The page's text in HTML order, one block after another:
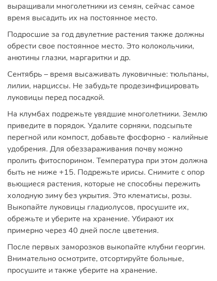
выращивали многолетники из семян, сейчас самое
время высадить их на постоянное место.
Подросшие за год двулетние растения также должны
обрести свое постоянное место. Это колокольчики,
анютины глазки, маргаритки и др.
Сентябрь – время высаживать луковичные: тюльпаны,
лилии, нарциссы. Не забудьте продезинфицировать
луковицы перед посадкой.
На клумбах подрежьте увядшие многолетники. Землю
приведите в порядок. Удалите сорняки, подсыпьте
перегной или компост, добавьте фосфорно - калийные
удобрения. Для обеззараживания почву можно
пролить фитоспорином. Температура при этом должна
быть не ниже +15. Подрежьте ирисы. Снимите с опор
вьющиеся растения, которые не способны пережить
холодную зиму без укрытия. Это клематисы, розы.
Выкопайте луковицы гладиолусов, просушите их,
обрежьте и уберите на хранение. Убирают их
примерно через 40 дней после цветения.
После первых заморозков выкопайте клубни георгин.
Внимательно осмотрите, отсортируйте больные,
просушите и также уберите на хранение.